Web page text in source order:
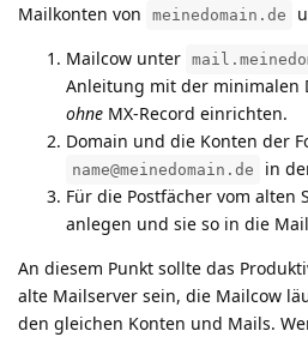
Mailkonten von
meinedomain.de
Mailcow unter
Anleitung mit der minimalen
ohne MX-Record einrichten.
Domain und die Konten der
name@meinedomain.de
in
Für die Postfächer vom alten
anlegen und sie so in die
An diesem Punkt sollte das
alte Mailserver sein, die Mailcow
den gleichen Konten und Mails.